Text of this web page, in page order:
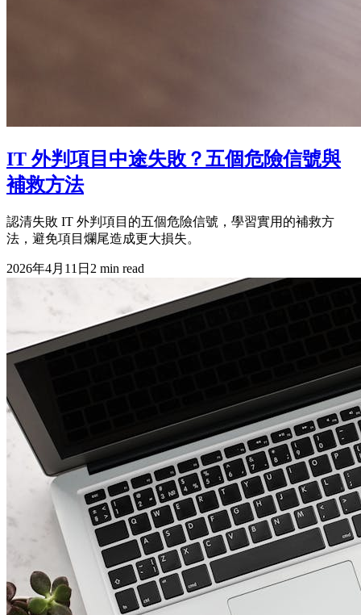
IT 外判項目中途失敗？五個危險信號與
補救方法
認清失敗 IT 外判項目的五個危險信號，學習實用的補救方
法，避免項目爛尾造成更大損失。
2026年4月11日 2 min read